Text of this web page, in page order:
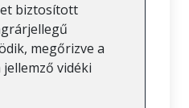
biztosított
megőrizve a
vidéki